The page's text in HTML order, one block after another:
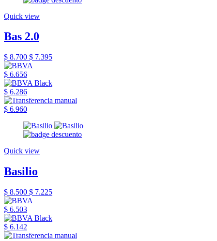
Quick view
Bas 2.0
$ 8.700 $ 7.395
$ 6.656
$ 6.286
$ 6.960
Quick view
Basilio
$ 8.500 $ 7.225
$ 6.503
$ 6.142